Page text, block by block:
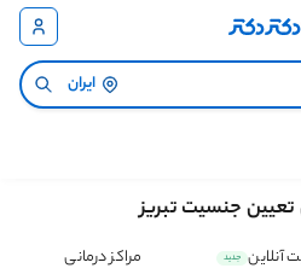
ایران
جنسیت تبریز
آنلاین جدید مراکز درمانی